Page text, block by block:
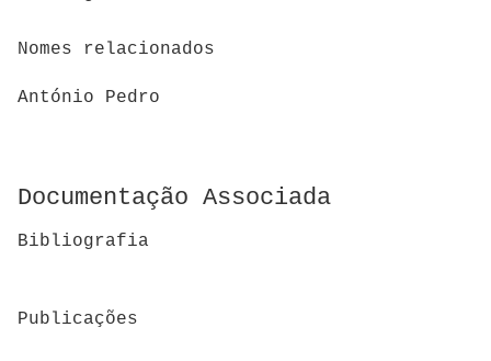
Nomes relacionados
António Pedro
Documentação Associada
Bibliografia
Publicações